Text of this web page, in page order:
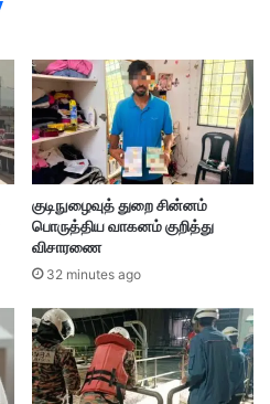
குடிநுழைவுத் துறை சின்னம்
பொருத்திய வாகனம் குறித்து
விசாரணை
32 minutes ago